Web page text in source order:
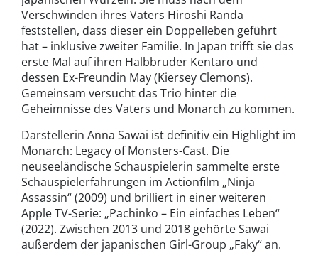
Verschwinden ihres Vaters Hiroshi Randa
feststellen, dass dieser ein Doppelleben geführt
hat – inklusive zweiter Familie. In Japan trifft sie das
erste Mal auf ihren Halbbruder Kentaro und
dessen Ex-Freundin May (Kiersey Clemons).
Gemeinsam versucht das Trio hinter die
Geheimnisse des Vaters und Monarch zu kommen.
Darstellerin Anna Sawai ist definitiv ein Highlight im
Monarch: Legacy of Monsters-Cast. Die
neuseeländische Schauspielerin sammelte erste
Schauspielerfahrungen im Actionfilm „Ninja
Assassin“ (2009) und brilliert in einer weiteren
Apple TV-Serie: „Pachinko – Ein einfaches Leben“
(2022). Zwischen 2013 und 2018 gehörte Sawai
außerdem der japanischen Girl-Group „Faky“ an.